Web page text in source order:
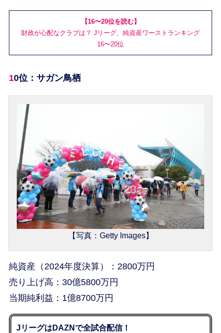
【16〜20位を読む】
財政が心配なクラブは？ Jリーグ、純資産ワーストランキング
16〜20位
10位：サガン鳥栖
【写真：Getty Images】
純資産（2024年度決算）：2800万円
売り上げ高：30億5800万円
当期純利益：1億8700万円
JリーグはDAZNで全試合配信！